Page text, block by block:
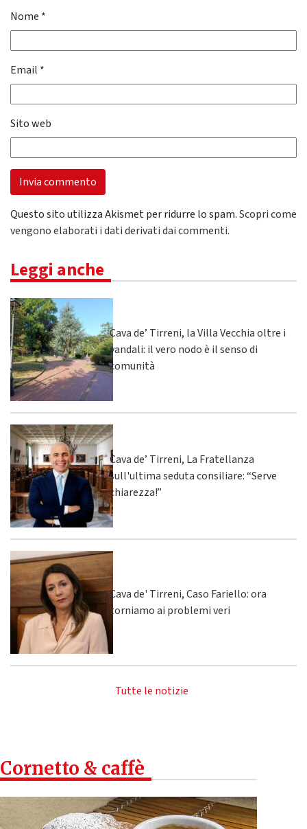
Nome *
Email *
Sito web
Questo sito utilizza Akismet per ridurre lo spam.Scopri come
vengono elaborati i dati derivati dai commenti.
Leggi anche
Cava de’ Tirreni, la Villa Vecchia oltre i
vandali: il vero nodo è il senso di
comunità
Cava de’ Tirreni, La Fratellanza
sull'ultima seduta consiliare: “Serve
chiarezza!”
Cava de' Tirreni, Caso Fariello: ora
torniamo ai problemi veri
Tutte le notizie
Cornetto & caffè